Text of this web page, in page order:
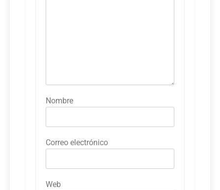
Nombre
Correo electrónico
Web